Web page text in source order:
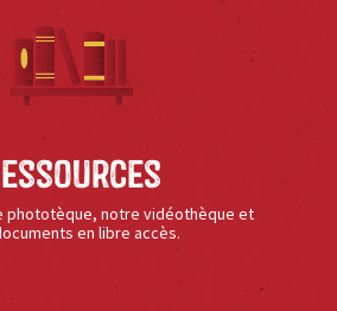
phototèque, notre vidéothèque et
en libre accès.